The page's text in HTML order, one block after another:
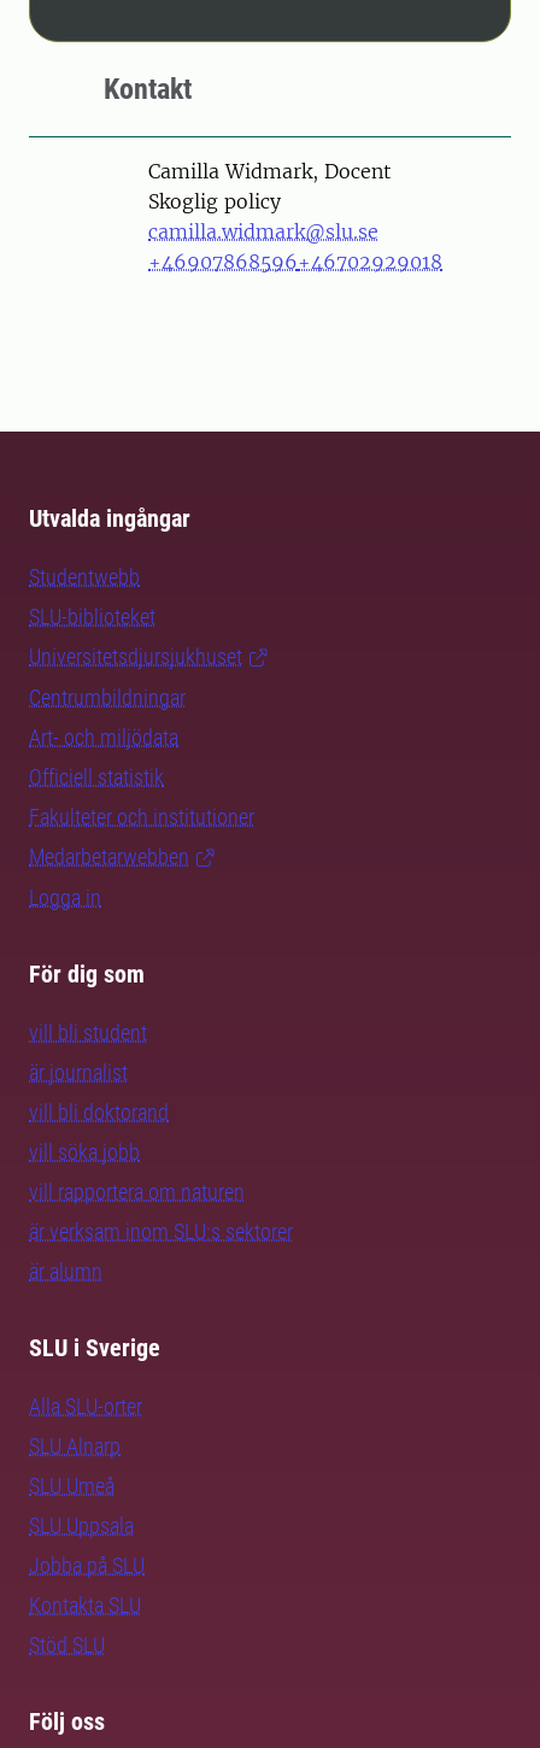
Kontakt
PersonCamilla Widmark, Docent
Skoglig policy
camilla.widmark@slu.se
+46907868596+46702929018
Utvalda ingångar
Studentwebb
SLU-biblioteket
Universitetsdjursjukhuset
Centrumbildningar
Art- och miljödata
Officiell statistik
Fakulteter och institutioner
Medarbetarwebben
Logga in
För dig som
vill bli student
är journalist
vill bli doktorand
vill söka jobb
vill rapportera om naturen
är verksam inom SLU:s sektorer
är alumn
SLU i Sverige
Alla SLU-orter
SLU Alnarp
SLU Umeå
SLU Uppsala
Jobba på SLU
Kontakta SLU
Stöd SLU
Följ oss